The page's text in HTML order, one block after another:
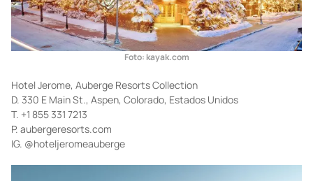
Foto: kayak.com
Hotel Jerome, Auberge Resorts Collection
D. 330 E Main St., Aspen, Colorado, Estados Unidos
T. +1 855 331 7213
P. aubergeresorts.com
IG. @hoteljeromeauberge